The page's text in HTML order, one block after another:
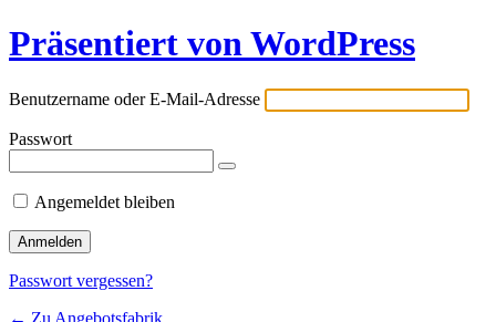
Präsentiert von WordPress
Benutzername oder E-Mail-Adresse
Passwort
Angemeldet bleiben
Passwort vergessen?
← Zu Angebotsfabrik